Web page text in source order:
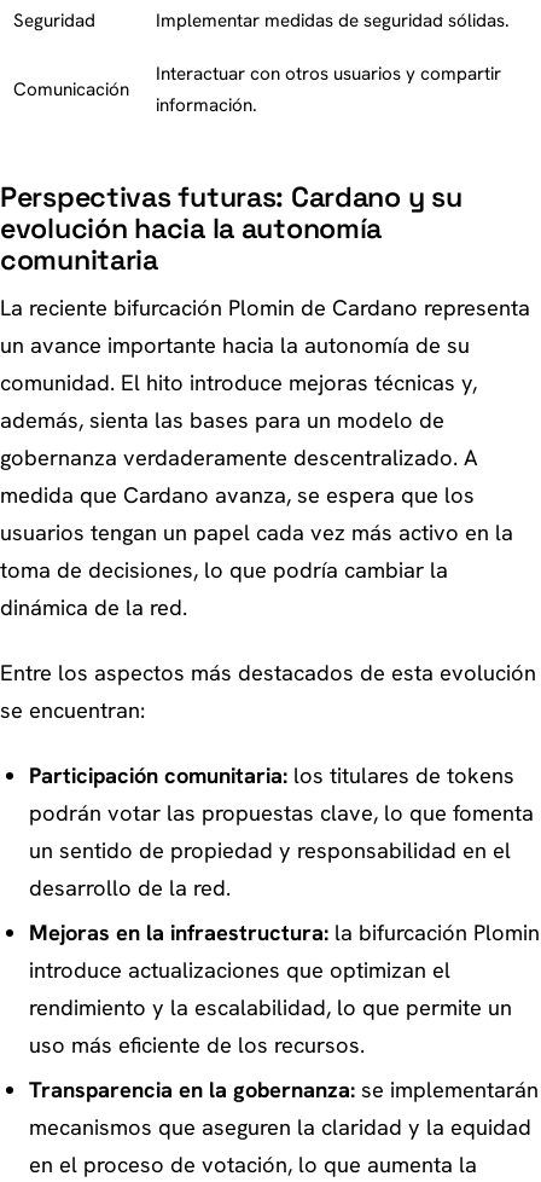
Seguridad Implementar medidas de seguridad sólidas.
Comunicación
Interactuar con otros usuarios y compartir
información.
Perspectivas futuras: Cardano y su
evolución hacia la autonomía
comunitaria
La reciente bifurcación Plomin de Cardano representa
un avance importante hacia la autonomía de su
comunidad. El hito introduce mejoras técnicas y,
además, sienta las bases para un modelo de
gobernanza verdaderamente descentralizado. A
medida que Cardano avanza, se espera que los
usuarios tengan un papel cada vez más activo en la
toma de decisiones, lo que podría cambiar la
dinámica de la red.
Entre los aspectos más destacados de esta evolución
se encuentran:
Participación comunitaria:los titulares de tokens
podrán votar las propuestas clave, lo que fomenta
un sentido de propiedad y responsabilidad en el
desarrollo de la red.
Mejoras en la infraestructura:la bifurcación Plomin
introduce actualizaciones que optimizan el
rendimiento y la escalabilidad, lo que permite un
uso más eficiente de los recursos.
Transparencia en la gobernanza:se implementarán
mecanismos que aseguren la claridad y la equidad
en el proceso de votación, lo que aumenta la